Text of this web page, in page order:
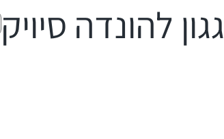
גגון להונדה סיויק